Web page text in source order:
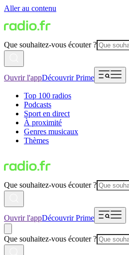
Aller au contenu
Que souhaitez-vous écouter ?
Ouvrir l'appDécouvrir Prime
Top 100 radios
Podcasts
Sport en direct
À proximité
Genres musicaux
Thèmes
Que souhaitez-vous écouter ?
Ouvrir l'appDécouvrir Prime
Que souhaitez-vous écouter ?